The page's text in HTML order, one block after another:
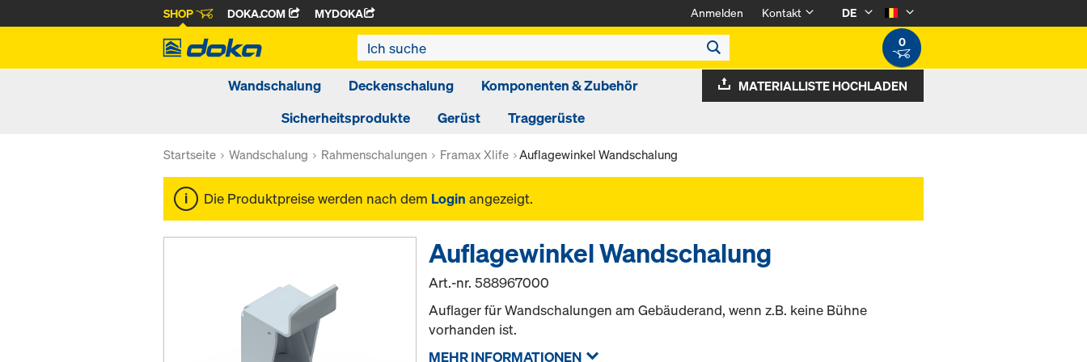
SHOP DOKA.COM MYDOKA Anmelden Kontakt
DE
0
Wandschalung Deckenschalung
Komponenten & Zubehör
Sicherheitsprodukte
Gerüst Traggerüste
MATERIALLISTE HOCHLADEN
Startseite Wandschalung Rahmenschalungen Framax Xlife Auflagewinkel Wandschalung
Die Produktpreise werden nach dem Login angezeigt.
Auflagewinkel Wandschalung
Art.-nr.588967000
Auflager für Wandschalungen am Gebäuderand, wenn z.B. keine Bühne
vorhanden ist.
MEHR INFORMATIONEN